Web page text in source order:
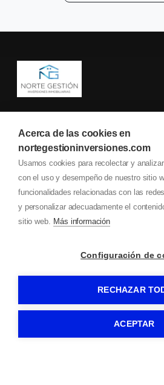
Acerca de las cookies en
nortegestioninversiones.com
Usamos cookies para recolectar y
con el uso y desempeño de nuestro sitio
funcionalidades relacionadas con las
y personalizar adecuadamente el
sitio web. Más información
Configuración de
RECHAZAR
ACEPTAR
Comprar
Servicios
San Sebastián
Contactar
Pisos en venta en Donostia-San
Casas en venta en Donostia-San